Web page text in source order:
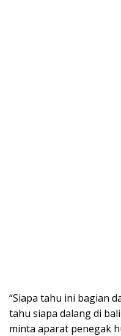
“Siapa tahu ini bagian
tahu siapa dalang di
minta aparat penegak